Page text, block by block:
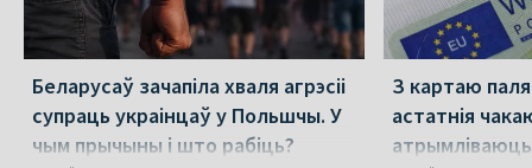
Беларусаў зачапіла хваля агрэсіі
супраць украінцаў у Польшчы. У
чым прычыны і што рабіць?
З картаю
астатнія
атрымліваюць